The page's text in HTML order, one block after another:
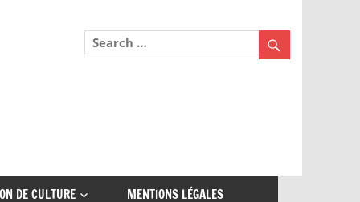
DE CULTURE MENTIONS LÉGALES